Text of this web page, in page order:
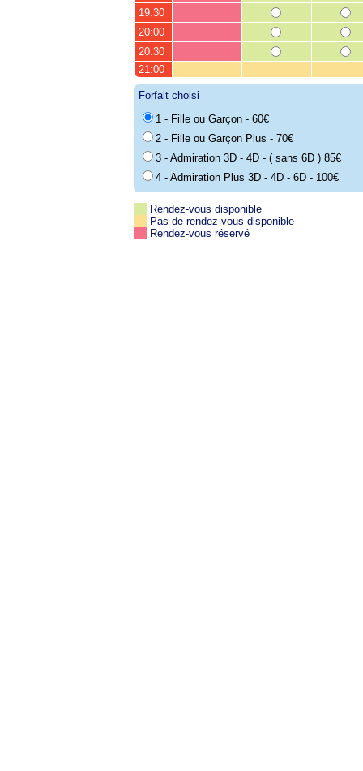
19:30
20:00
20:30
21:00
Forfait choisi
1 - Fille ou Garçon - 60€
2 - Fille ou Garçon Plus - 70€
3 - Admiration 3D - 4D - ( sans 6D ) 85€
4 - Admiration Plus 3D - 4D - 6D - 100€
Rendez-vous disponible
Pas de rendez-vous disponible
Rendez-vous réservé